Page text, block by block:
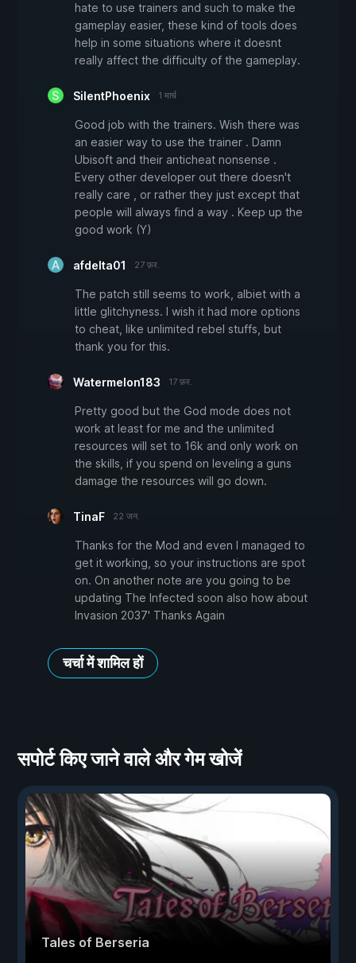
hate to use trainers and such to make the
gameplay easier, these kind of tools does
help in some situations where it doesnt
really affect the difficulty of the gameplay.
SilentPhoenix 1 मार्च
Good job with the trainers. Wish there was
an easier way to use the trainer . Damn
Ubisoft and their anticheat nonsense .
Every other developer out there doesn't
really care , or rather they just except that
people will always find a way . Keep up the
good work (Y)
afdelta01 27 फ़र.
The patch still seems to work, albiet with a
little glitchyness. I wish it had more options
to cheat, like unlimited rebel stuffs, but
thank you for this.
Watermelon183 17 फ़र.
Pretty good but the God mode does not
work at least for me and the unlimited
resources will set to 16k and only work on
the skills, if you spend on leveling a guns
damage the resources will go down.
TinaF 22 जन.
Thanks for the Mod and even I managed to
get it working, so your instructions are spot
on. On another note are you going to be
updating The Infected soon also how about
Invasion 2037' Thanks Again
चर्चा में शामिल हों
सपोर्ट किए जाने वाले और गेम खोजें
Tales of Berseria